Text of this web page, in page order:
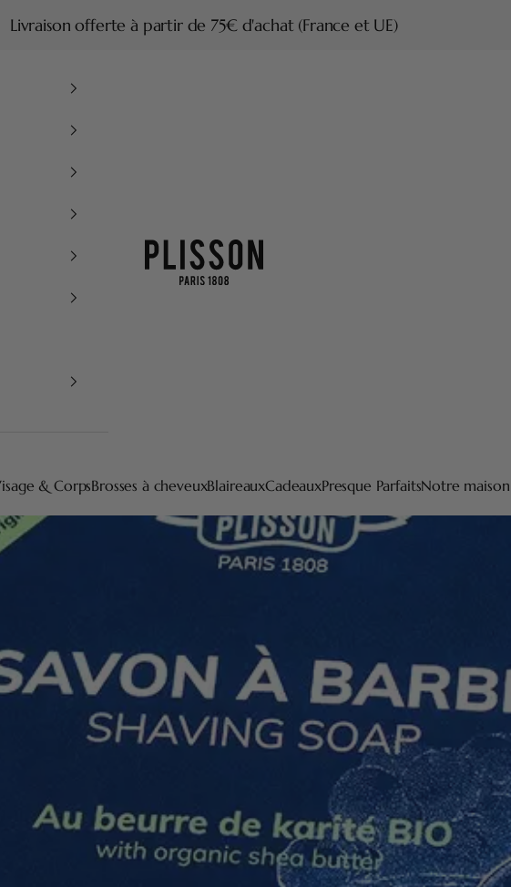
Livraison offerte à partir de 75€ d'achat (France et UE)
Plisson 1808
& CorpsBrosses à cheveuxBlaireauxCadeauxPresque ParfaitsNotre maison